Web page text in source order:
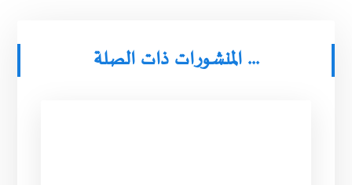
المنشورات ذات الصلة ...